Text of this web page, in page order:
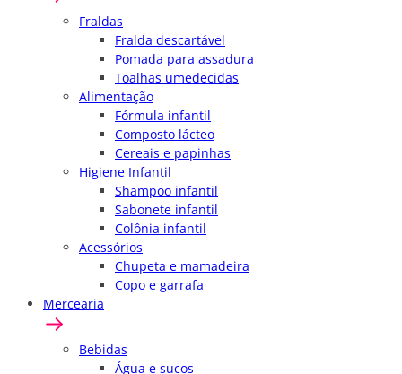
Fraldas
Fralda descartável
Pomada para assadura
Toalhas umedecidas
Alimentação
Fórmula infantil
Composto lácteo
Cereais e papinhas
Higiene Infantil
Shampoo infantil
Sabonete infantil
Colônia infantil
Acessórios
Chupeta e mamadeira
Copo e garrafa
Mercearia
Bebidas
Água e sucos